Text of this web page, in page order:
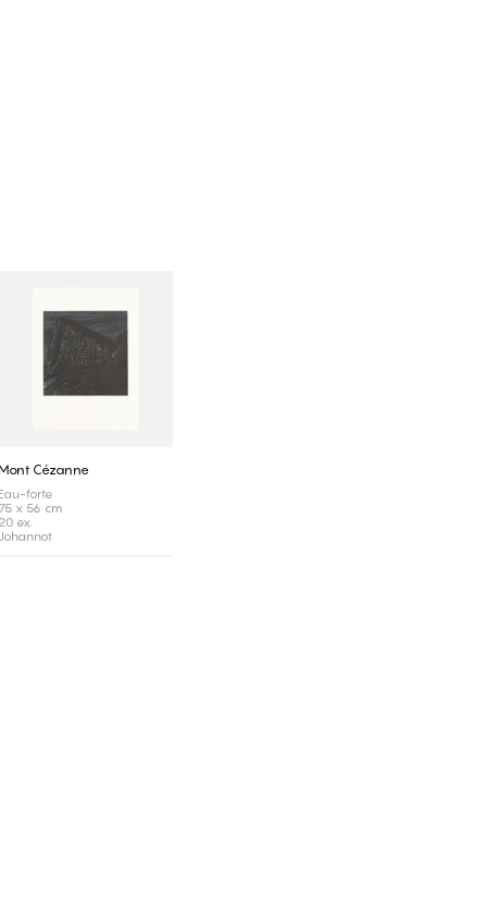
Mont Cézanne
Eau-forte
75 x 56 cm
20 ex.
Johannot